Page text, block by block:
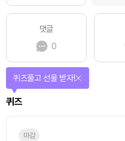
댓글
0
퀴즈
퀴즈풀고 선물 받자!
마감